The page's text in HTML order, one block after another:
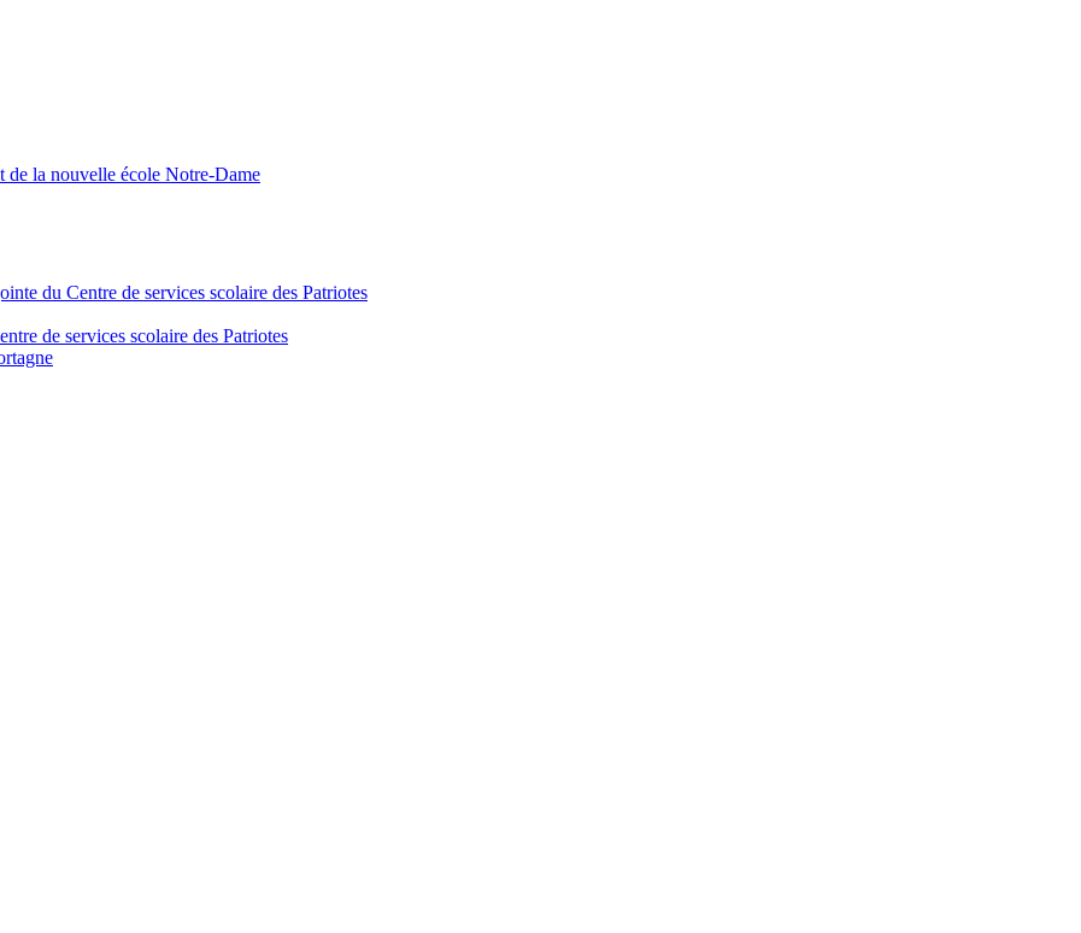
de la nouvelle école Notre-Dame
du Centre de services scolaire des Patriotes
de services scolaire des Patriotes